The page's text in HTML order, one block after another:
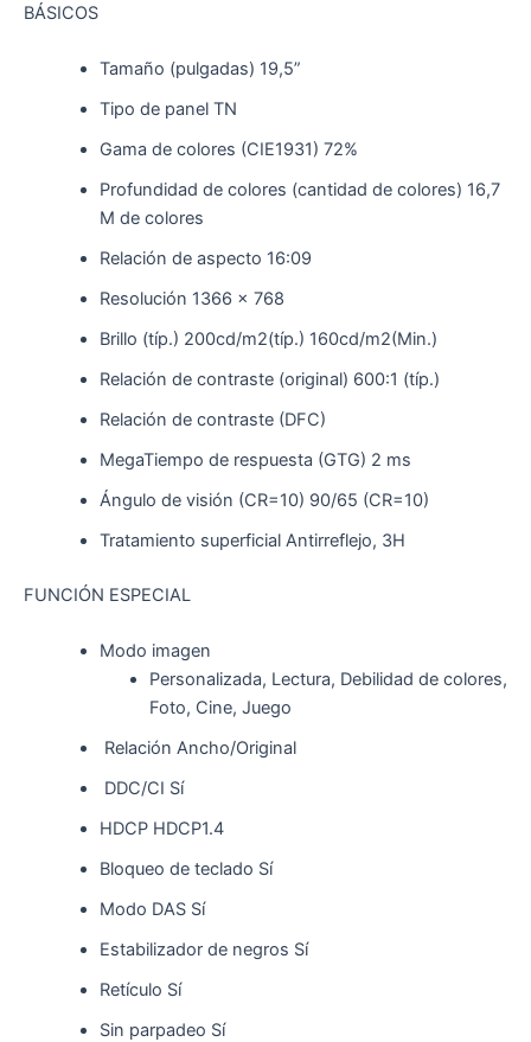
BÁSICOS
Tamaño (pulgadas) 19,5”
Tipo de panel TN
Gama de colores (CIE1931) 72%
Profundidad de colores (cantidad de colores) 16,7
M de colores
Relación de aspecto 16:09
Resolución 1366 x 768
Brillo (típ.) 200cd/m2(típ.) 160cd/m2(Min.)
Relación de contraste (original) 600:1 (típ.)
Relación de contraste (DFC)
MegaTiempo de respuesta (GTG) 2 ms
Ángulo de visión (CR=10) 90/65 (CR=10)
Tratamiento superficial Antirreflejo, 3H
FUNCIÓN ESPECIAL
Modo imagen
Personalizada, Lectura, Debilidad de colores,
Foto, Cine, Juego
Relación Ancho/Original
DDC/CI Sí
HDCP HDCP1.4
Bloqueo de teclado Sí
Modo DAS Sí
Estabilizador de negros Sí
Retículo Sí
Sin parpadeo Sí